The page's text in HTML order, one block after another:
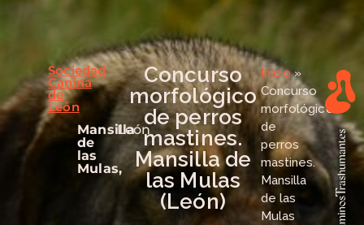
Sociedad
Canina
de
León
Mansilla
de
las
Mulas,
León
Concurso
morfológico
de perros
mastines.
Mansilla de
las Mulas
(León)
Inicio»
Concurso
morfológico
de
perros
mastines.
Mansilla
de las
Mulas